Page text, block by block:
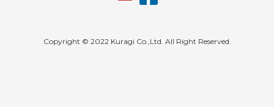
Copyright © 2022 Kuragi Co.,Ltd. All Right Reserved.